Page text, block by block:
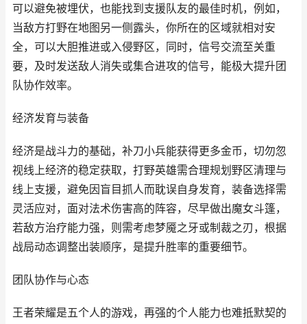
可以避免被埋伏，也能找到支援队友的最佳时机，例如，
当敌方打野在地图另一侧露头，你所在的区域就相对安
全，可以大胆推进或入侵野区，同时，信号交流至关重
要，及时发送敌人消失或集合进攻的信号，能极大提升团
队协作效率。
经济发育与装备
经济是战斗力的基础，补刀小兵能获得更多金币，切勿忽
视线上经济的稳定获取，打野英雄需合理规划野区清理与
线上支援，避免因盲目抓人而耽误自身发育，装备选择需
灵活应对，面对法术伤害高的阵容，尽早做出魔女斗篷，
若敌方治疗能力强，则需考虑梦魇之牙或制裁之刃，根据
战局动态调整出装顺序，是提升胜率的重要细节。
团队协作与心态
王者荣耀是五个人的游戏，再强的个人能力也难抵默契的